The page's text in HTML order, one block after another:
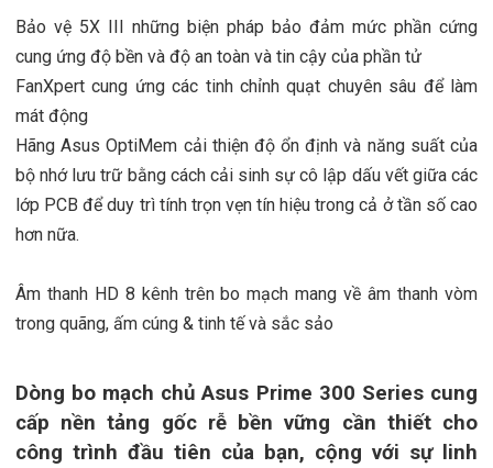
Bảo vệ 5X III những biện pháp bảo đảm mức phần cứng
cung ứng độ bền và độ an toàn và tin cậy của phần tử
FanXpert cung ứng các tinh chỉnh quạt chuyên sâu để làm
mát động
Hãng Asus OptiMem cải thiện độ ổn định và năng suất của
bộ nhớ lưu trữ bằng cách cải sinh sự cô lập dấu vết giữa các
lớp PCB để duy trì tính trọn vẹn tín hiệu trong cả ở tần số cao
hơn nữa.
Âm thanh HD 8 kênh trên bo mạch mang về âm thanh vòm
trong quãng, ấm cúng & tinh tế và sắc sảo
Dòng bo mạch chủ Asus Prime 300 Series cung
cấp nền tảng gốc rễ bền vững cần thiết cho
công trình đầu tiên của bạn, cộng với sự linh